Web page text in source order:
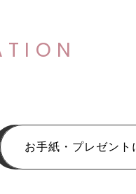
お手紙・プレゼント